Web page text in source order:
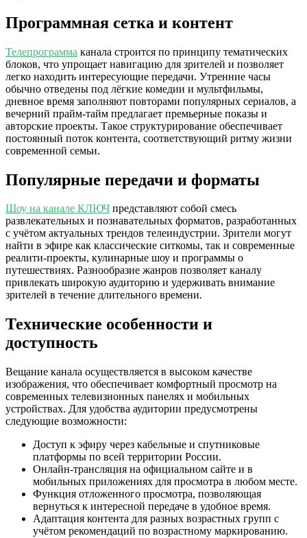
Программная сетка и контент
Телепрограмма канала строится по принципу тематических
блоков, что упрощает навигацию для зрителей и позволяет
легко находить интересующие передачи. Утренние часы
обычно отведены под лёгкие комедии и мультфильмы,
дневное время заполняют повторами популярных сериалов, а
вечерний прайм-тайм предлагает премьерные показы и
авторские проекты. Такое структурирование обеспечивает
постоянный поток контента, соответствующий ритму жизни
современной семьи.
Популярные передачи и форматы
Шоу на канале КЛЮЧ представляют собой смесь
развлекательных и познавательных форматов, разработанных
с учётом актуальных трендов телеиндустрии. Зрители могут
найти в эфире как классические ситкомы, так и современные
реалити-проекты, кулинарные шоу и программы о
путешествиях. Разнообразие жанров позволяет каналу
привлекать широкую аудиторию и удерживать внимание
зрителей в течение длительного времени.
Технические особенности и
доступность
Вещание канала осуществляется в высоком качестве
изображения, что обеспечивает комфортный просмотр на
современных телевизионных панелях и мобильных
устройствах. Для удобства аудитории предусмотрены
следующие возможности:
Доступ к эфиру через кабельные и спутниковые
платформы по всей территории России.
Онлайн-трансляция на официальном сайте и в
мобильных приложениях для просмотра в любом месте.
Функция отложенного просмотра, позволяющая
вернуться к интересной передаче в удобное время.
Адаптация контента для разных возрастных групп с
учётом рекомендаций по возрастному маркированию.